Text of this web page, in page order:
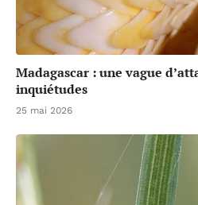
Madagascar : une vague
inquiétudes
25 mai 2026